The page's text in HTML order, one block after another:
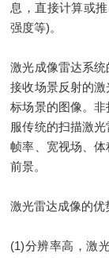
息，直接计算或
强度等)。
激光成像雷达系统
接收场景反射的激
标场景的图像。非
服传统的扫描激
帧率、宽视场、体
前景。
激光雷达成像的优
(1)分辨率高，激